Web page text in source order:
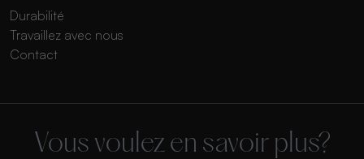
Durabilité
Travaillez avec nous
Contact
Vous voulez en savoir plus?